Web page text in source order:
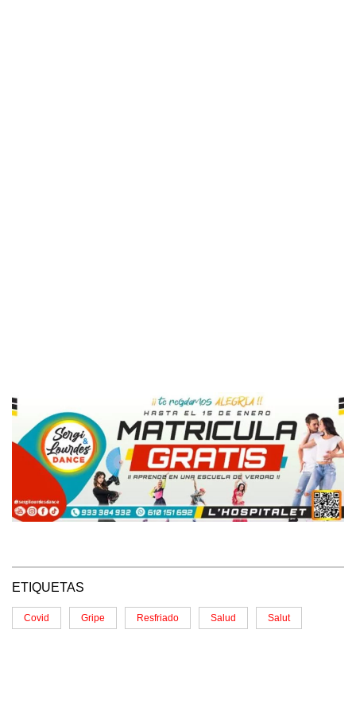
ETIQUETAS
Covid Gripe Resfriado Salud Salut